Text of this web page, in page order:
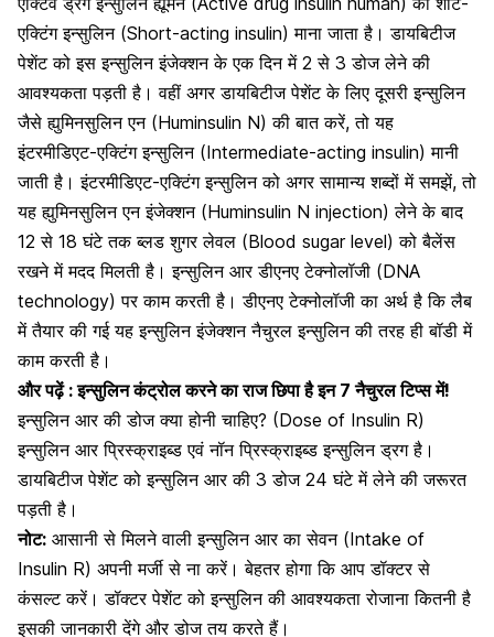
एक्टिंग इन्सुलिन (Short-acting insulin) माना जाता है। डायबिटीज
पेशेंट को इस इन्सुलिन इंजेक्शन के एक दिन में 2 से 3 डोज लेने की
आवश्यकता पड़ती है। वहीं अगरडायबिटीज पेशेंट के लिए दूसरी इन्सुलिन
जैसेह्युमिनसुलिन एन (Huminsulin N) की बात करें, तो यह
इंटरमीडिएट-एक्टिंग इन्सुलिन (Intermediate-acting insulin) मानी
जाती है। इंटरमीडिएट-एक्टिंग इन्सुलिन को अगर सामान्य शब्दों में समझें, तो
यह ह्युमिनसुलिन एन इंजेक्शन (Huminsulin N injection) लेने के बाद
12 से 18 घंटे तकब्लड शुगर लेवल (Blood sugar level) को बैलेंस
रखने में मदद मिलती है। इन्सुलिन आर डीएनए टेक्नोलॉजी (DNA
technology) पर काम करती है। डीएनए टेक्नोलॉजी का अर्थ है कि लैब
में तैयार की गई यह इन्सुलिन इंजेक्शन नैचुरल इन्सुलिन की तरह ही बॉडी में
काम करती है।
और पढ़ें :इन्सुलिन कंट्रोल करने का राज छिपा है इन 7 नैचुरल टिप्स में!
इन्सुलिन आर की डोज क्या होनी चाहिए? (Dose of Insulin R)
इन्सुलिन आर प्रिस्क्राइब्ड एवं नॉन प्रिस्क्राइब्ड इन्सुलिन ड्रग है।
डायबिटीज पेशेंट कोइन्सुलिनआर की 3 डोज 24 घंटे में लेने की जरूरत
पड़ती है।
नोट: आसानी से मिलने वाली इन्सुलिन आर का सेवन (Intake of
Insulin R) अपनी मर्जी से ना करें। बेहतर होगा कि आप डॉक्टर से
कंसल्ट करें। डॉक्टर पेशेंट को इन्सुलिन की आवश्यकता रोजाना कितनी है
इसकी जानकारी देंगे और डोज तय करते हैं।